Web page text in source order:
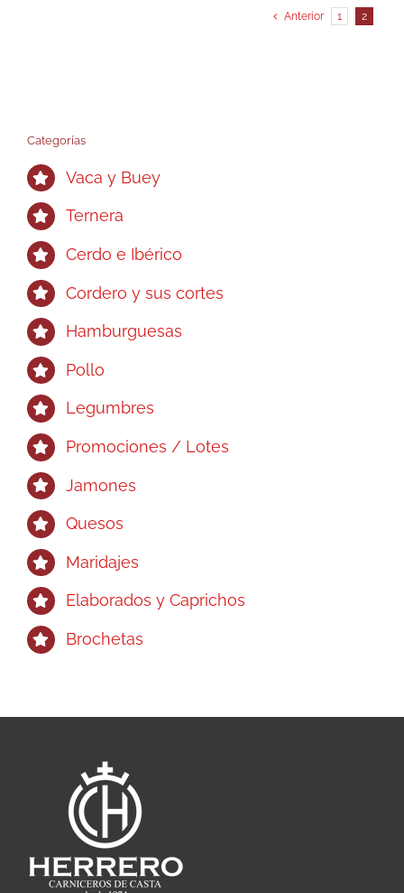
Anterior 1 2
Categorías
Vaca y Buey
Ternera
Cerdo e Ibérico
Cordero y sus cortes
Hamburguesas
Pollo
Legumbres
Promociones / Lotes
Jamones
Quesos
Maridajes
Elaborados y Caprichos
Brochetas